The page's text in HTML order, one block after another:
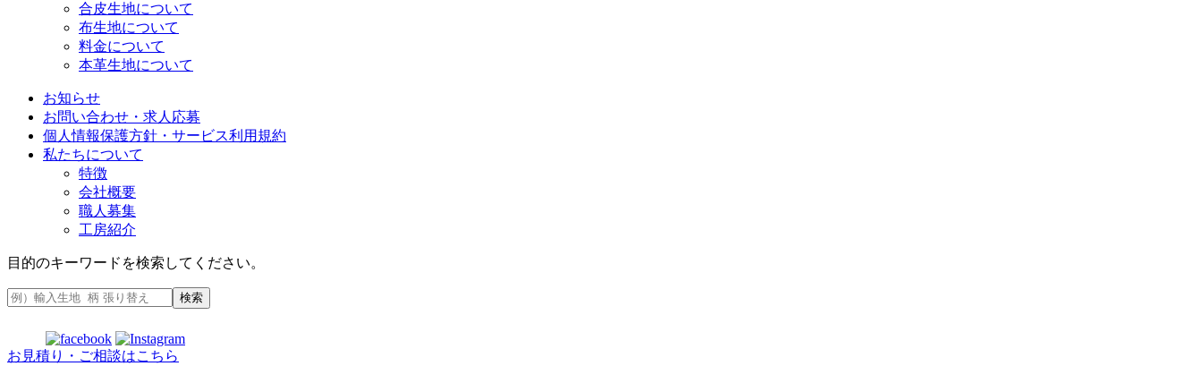
合皮生地について
布生地について
料金について
本革生地について
お知らせ
お問い合わせ・求人応募
個人情報保護方針・サービス利用規約
私たちについて
特徴
会社概要
職人募集
工房紹介
目的のキーワードを検索してください。
検索
お見積り・ご相談はこちら